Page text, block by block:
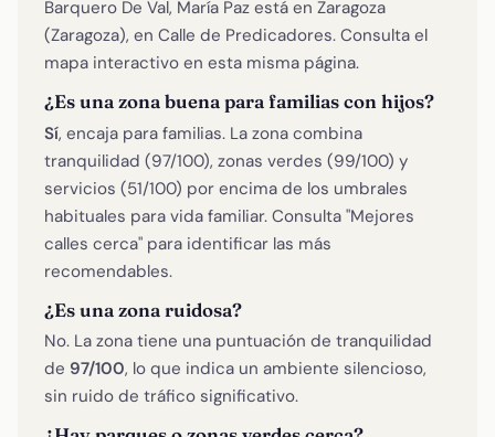
Barquero De Val, María Paz está en Zaragoza
(Zaragoza), en Calle de Predicadores. Consulta el
mapa interactivo en esta misma página.
¿Es una zona buena para familias con hijos?
Sí, encaja para familias. La zona combina
tranquilidad (97/100), zonas verdes (99/100) y
servicios (51/100) por encima de los umbrales
habituales para vida familiar. Consulta "Mejores
calles cerca" para identificar las más
recomendables.
¿Es una zona ruidosa?
No. La zona tiene una puntuación de tranquilidad
de 97/100, lo que indica un ambiente silencioso,
sin ruido de tráfico significativo.